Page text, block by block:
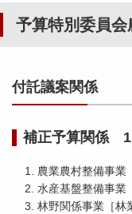
予算特別委員
付託議案関係
補正予算関係
農業農村整備事業
水産基盤整備事業
林野関係事業［林